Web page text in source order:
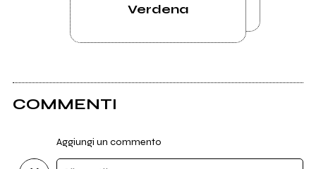
Verdena
COMMENTI
Aggiungi un commento